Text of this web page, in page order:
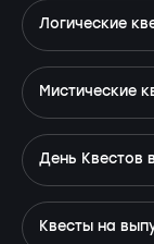
Логические
Мистические
День Квестов
Квесты на